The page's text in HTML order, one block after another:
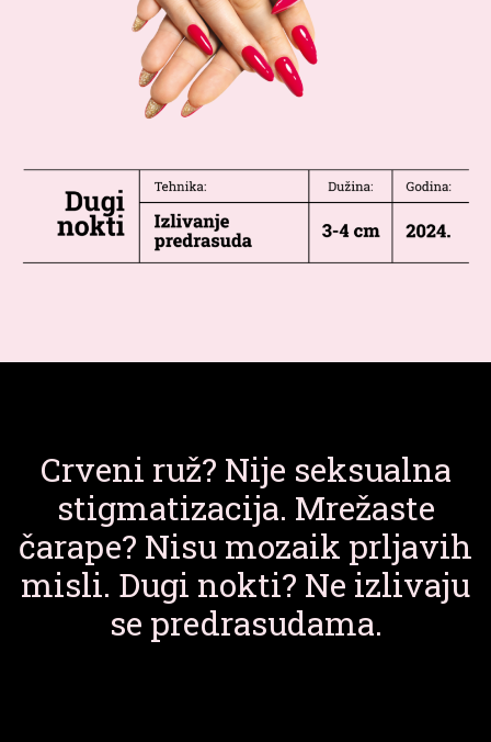
Crveni ruž? Nije seksualna
stigmatizacija. Mrežaste
čarape? Nisu mozaik prljavih
misli. Dugi nokti? Ne izlivaju
se predrasudama.